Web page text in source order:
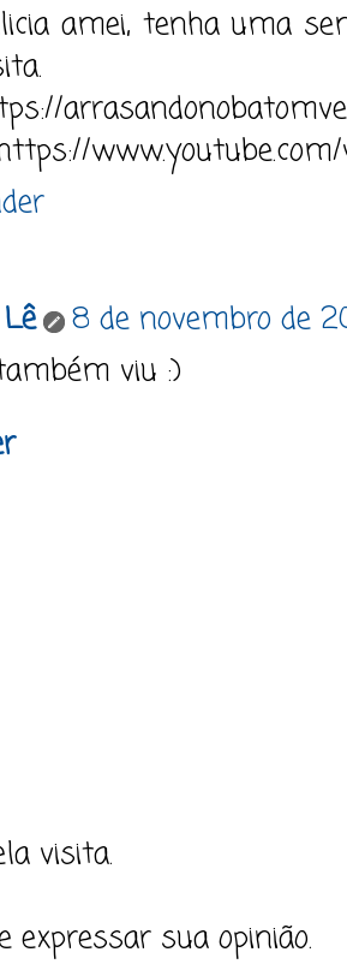
amei, tenha uma
8 de novembro de
viu :)
visita.
expressar sua opinião.